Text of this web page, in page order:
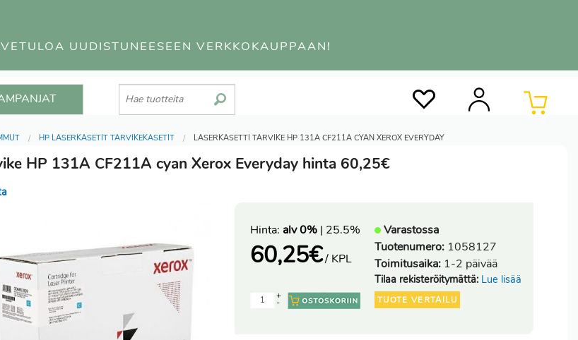
UUDISTUNEESEEN VERKKOKAUPPAAN!
HP LASERKASETIT TARVIKEKASETIT LASERKASETTI TARVIKE HP 131A CF211A CYAN XEROX EVERYDAY
HP 131A CF211A cyan Xerox Everyday hinta 60,25€
Hinta: alv 0% | 25.5%
60,25€/ KPL
-
+
Varastossa
Tuotenumero: 1058127
Toimitusaika: 1-2 päivää
Tilaa rekisteröitymättä: Lue lisää
TUOTE VERTAILU